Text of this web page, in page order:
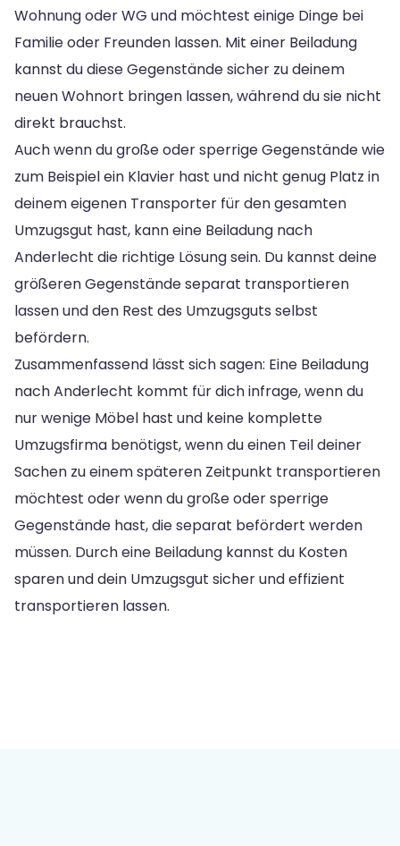
Wohnung oder WG und möchtest einige Dinge bei
Familie oder Freunden lassen. Mit einer Beiladung
kannst du diese Gegenstände sicher zu deinem
neuen Wohnort bringen lassen, während du sie nicht
direkt brauchst.
Auch wenn du große oder sperrige Gegenstände wie
zum Beispiel ein Klavier hast und nicht genug Platz in
deinem eigenen Transporter für den gesamten
Umzugsgut hast, kann eine Beiladung nach
Anderlecht die richtige Lösung sein. Du kannst deine
größeren Gegenstände separat transportieren
lassen und den Rest des Umzugsguts selbst
befördern.
Zusammenfassend lässt sich sagen: Eine Beiladung
nach Anderlecht kommt für dich infrage, wenn du
nur wenige Möbel hast und keine komplette
Umzugsfirma benötigst, wenn du einen Teil deiner
Sachen zu einem späteren Zeitpunkt transportieren
möchtest oder wenn du große oder sperrige
Gegenstände hast, die separat befördert werden
müssen. Durch eine Beiladung kannst du Kosten
sparen und dein Umzugsgut sicher und effizient
transportieren lassen.